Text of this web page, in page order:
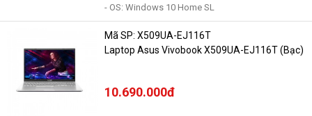
- OS: Windows 10 Home SL
Mã SP: X509UA-EJ116T
Laptop Asus Vivobook X509UA-EJ116T (Bạc)
10.690.000đ